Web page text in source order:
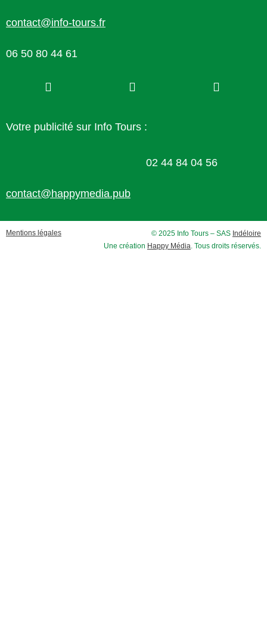
contact@info-tours.fr
06 50 80 44 61
Votre publicité sur Info Tours :
02 44 84 04 56
contact@happymedia.pub
Mentions légales © 2025 Info Tours – SAS Indéloire
Une création Happy Média. Tous droits réservés.